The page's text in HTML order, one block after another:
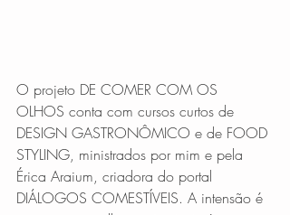
O projeto DE COMER COM OS
OLHOS conta com cursos curtos de
DESIGN GASTRONÔMICO e de FOOD
STYLING, ministrados por mim e pela
Érica Araium, criadora do portal
DIÁLOGOS COMESTÍVEIS. A intensão é